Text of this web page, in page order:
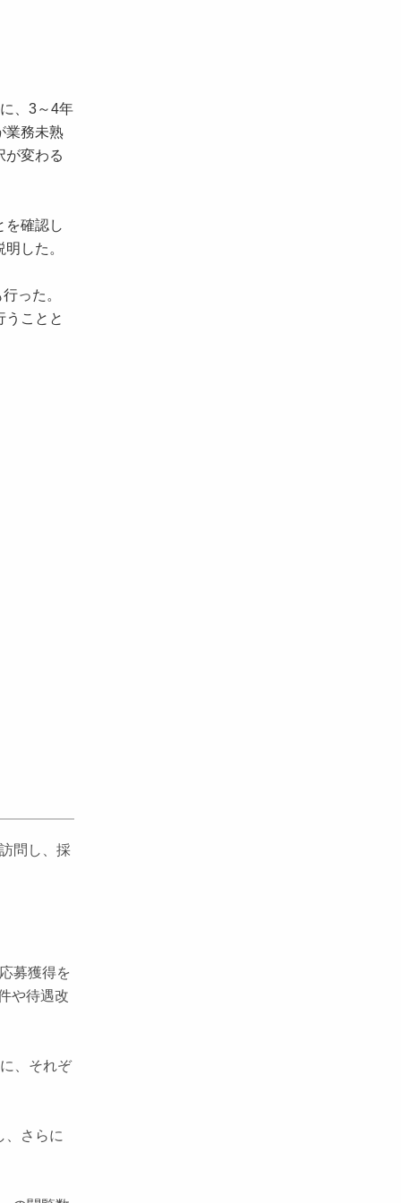
、3～4年
業務未熟
が変わる
を確認し
した。
った。
うことと
問し、採
募獲得を
や待遇改
、それぞ
、さらに